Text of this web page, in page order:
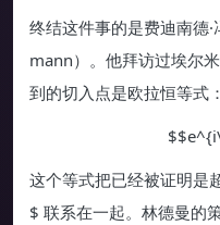
终结这件事的是费迪南德
mann）。他拜访过埃尔
到的切入点是欧拉恒等式：
这个等式把已经被证明是
$ 联系在一起。林德曼的